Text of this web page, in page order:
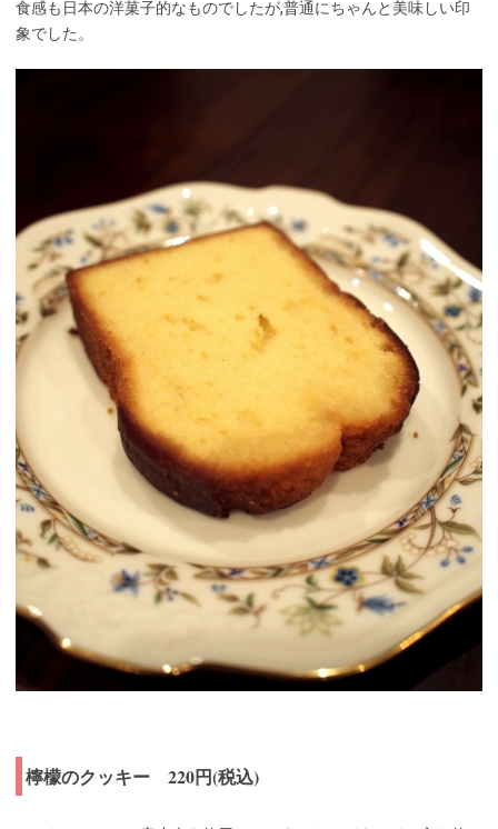
食感も日本の洋菓子的なものでしたが,普通にちゃんと美味しい印
象でした。
檸檬のクッキー 220円(税込)